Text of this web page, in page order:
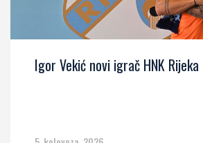
Igor Vekić novi igrač HNK Rijeka